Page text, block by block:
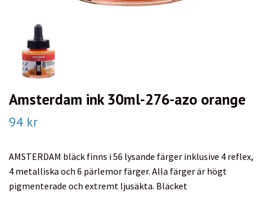
Amsterdam ink 30ml-276-azo orange
94 kr
AMSTERDAM bläck finns i 56 lysande färger inklusive 4 reflex,
4 metalliska och 6 pärlemor färger. Alla färger är högt
pigmenterade och extremt ljusäkta. Bläcket